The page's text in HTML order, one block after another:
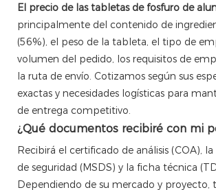
El precio de las tabletas de fosfuro de
principalmente del contenido de
(56%), el peso de la tableta, el tipo de
volumen del pedido, los requisitos de
la ruta de envío. Cotizamos según sus
exactas y necesidades logísticas para
de entrega competitivo.
¿Qué documentos recibiré con mi
Recibirá el certificado de análisis (COA),
de seguridad (MSDS) y la ficha técnica
Dependiendo de su mercado y proyecto,